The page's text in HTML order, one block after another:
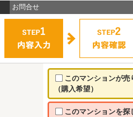
お問合せ
このマンションが売
（購入希望）
このマンションを